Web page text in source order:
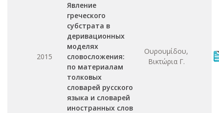
2015
Явление
греческого
субстрата в
деривационных
моделях
словосложения:
по материалам
толковых
словарей русского
языка и словарей
иностранных слов
Ουρουμίδου,
Βικτώρια Γ.